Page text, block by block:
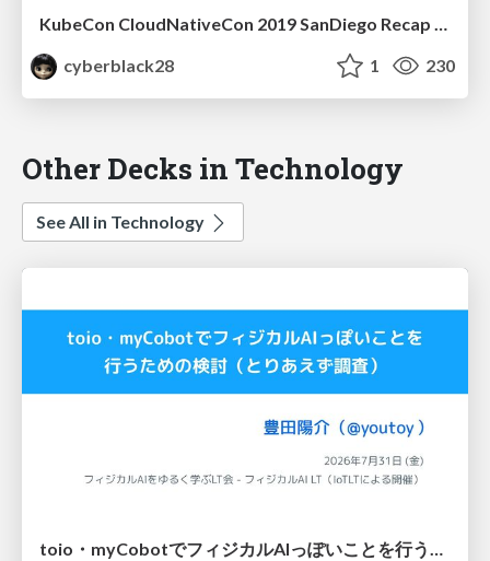
KubeCon CloudNativeCon 2019 SanDiego Recap 〜Vitess〜 English.ver
cyberblack28
1 230
Other Decks in Technology
See All in Technology